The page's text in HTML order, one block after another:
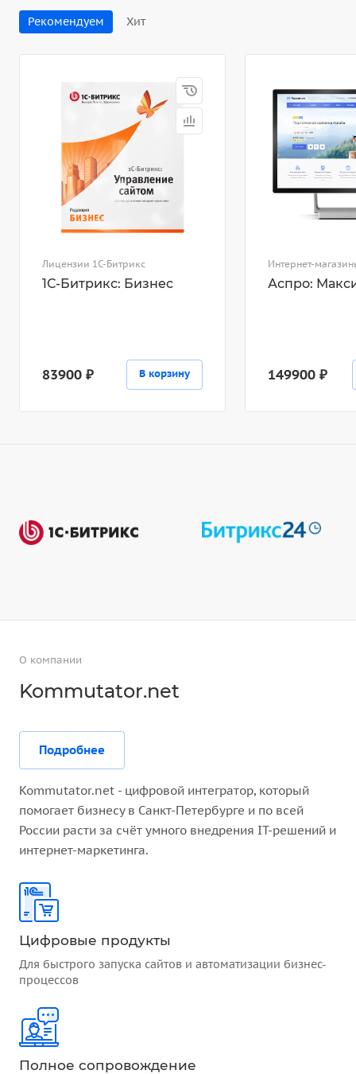
Рекомендуем Хит
Лицензии 1С-Битрикс
1С-Битрикс: Бизнес
83900 ₽ В корзину
Интернет-
Аспро:
149900 ₽
О компании
Kommutator.net
Подробнее
Kommutator.net - цифровой интегратор, который
помогает бизнесу в Санкт-Петербурге и по всей
России расти за счёт умного внедрения IT-решений и
интернет-маркетинга.
Цифровые продукты
Для быстрого запуска сайтов и автоматизации бизнес-
процессов
Полное сопровождение